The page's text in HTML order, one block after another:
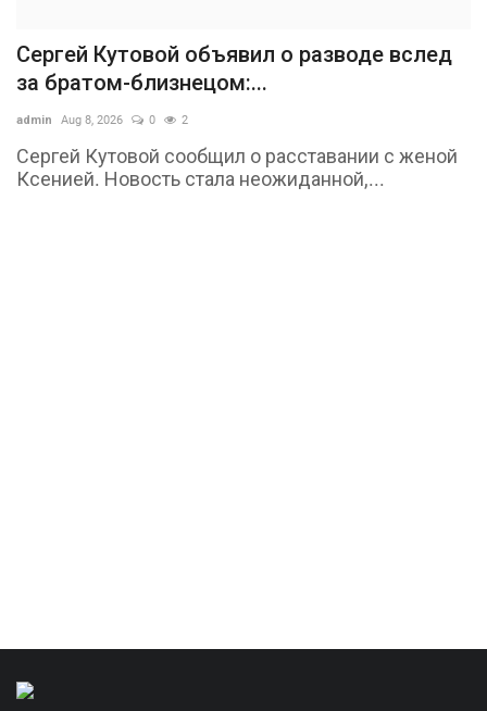
Сергей Кутовой объявил о разводе вслед
за братом-близнецом:...
admin Aug 8, 2026 0 2
Сергей Кутовой сообщил о расставании с женой
Ксенией. Новость стала неожиданной,...